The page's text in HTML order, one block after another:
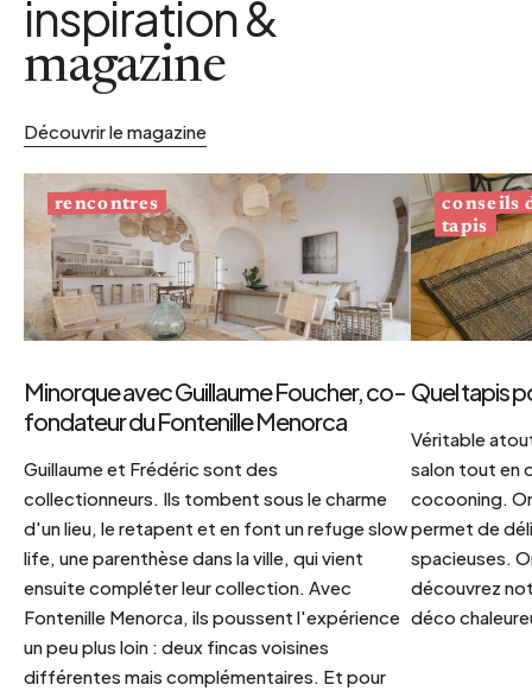
inspiration &
magazine
Découvrir le magazine
rencontres
Minorque avec Guillaume Foucher, co-
fondateur du Fontenille Menorca
Guillaume et Frédéric sont des
collectionneurs. Ils tombent sous le charme
d'un lieu, le retapent et en font un refuge slow
life, une parenthèse dans la ville, qui vient
ensuite compléter leur collection. Avec
Fontenille Menorca, ils poussent l'expérience
un peu plus loin : deux fincas voisines
différentes mais complémentaires. Et pour
conseils
tapis
Quel tapis
Véritable
salon tout en
cocooning.
permet de
spacieuses.
découvrez
déco